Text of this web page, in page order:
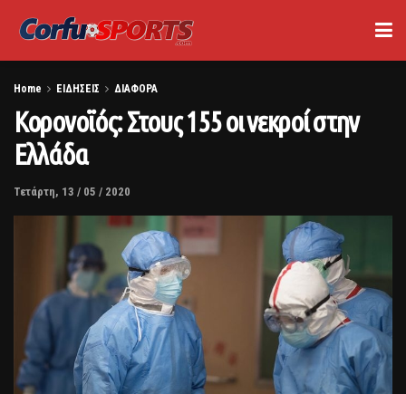
Home ΕΙΔΗΣΕΙΣ ΔΙΑΦΟΡΑ
Κορονοϊός: Στους 155 οι νεκροί στην
Ελλάδα
Τετάρτη, 13 / 05 / 2020